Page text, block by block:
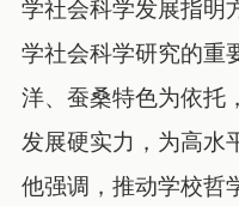
学社会科学发展指明
学社会科学研究的重
洋、蚕桑特色为依托
发展硬实力，为高水
他强调，推动学校哲